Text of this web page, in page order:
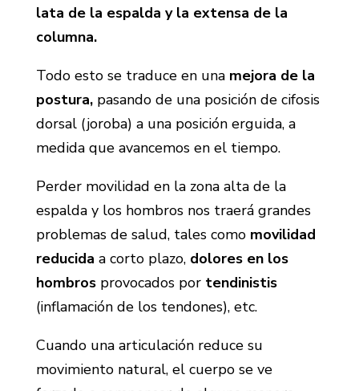
lata de la espalda y la extensa de la
columna.
Todo esto se traduce en una mejora de la
postura,pasando de una posición de cifosis
dorsal (joroba) a una posición erguida, a
medida que avancemos en el tiempo.
Perder movilidad en la zona alta de la
espalda y los hombros nos traerá grandes
problemas de salud, tales como movilidad
reducida a corto plazo, dolores en los
hombrosprovocados por tendinistis
(inflamación de los tendones), etc.
Cuando una articulación reduce su
movimiento natural, el cuerpo se ve